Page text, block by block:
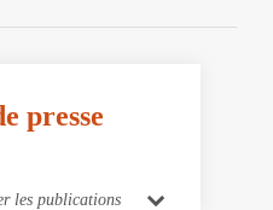
presse
les publications